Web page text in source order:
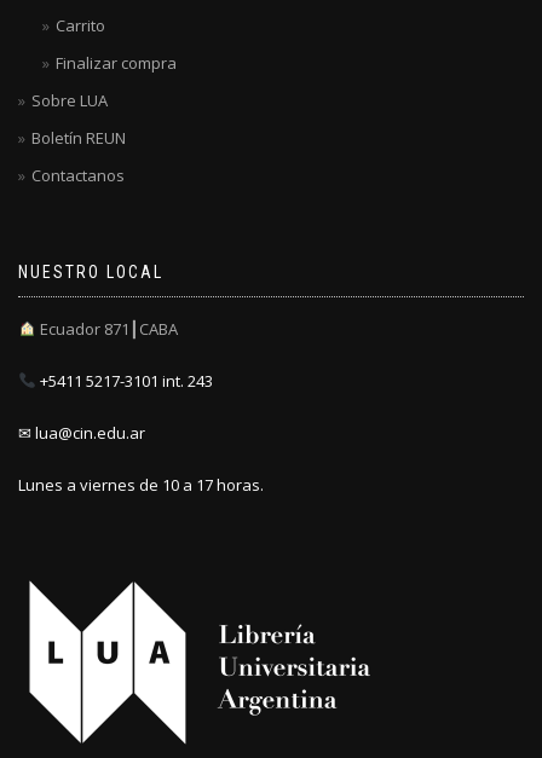
Carrito
Finalizar compra
Sobre LUA
Boletín REUN
Contactanos
NUESTRO LOCAL
Ecuador 871┃CABA
+5411 5217-3101 int. 243
✉ lua@cin.edu.ar
Lunes a viernes de 10 a 17 horas.